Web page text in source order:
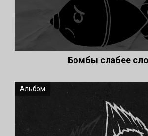
Бомбы слабее
Альбом